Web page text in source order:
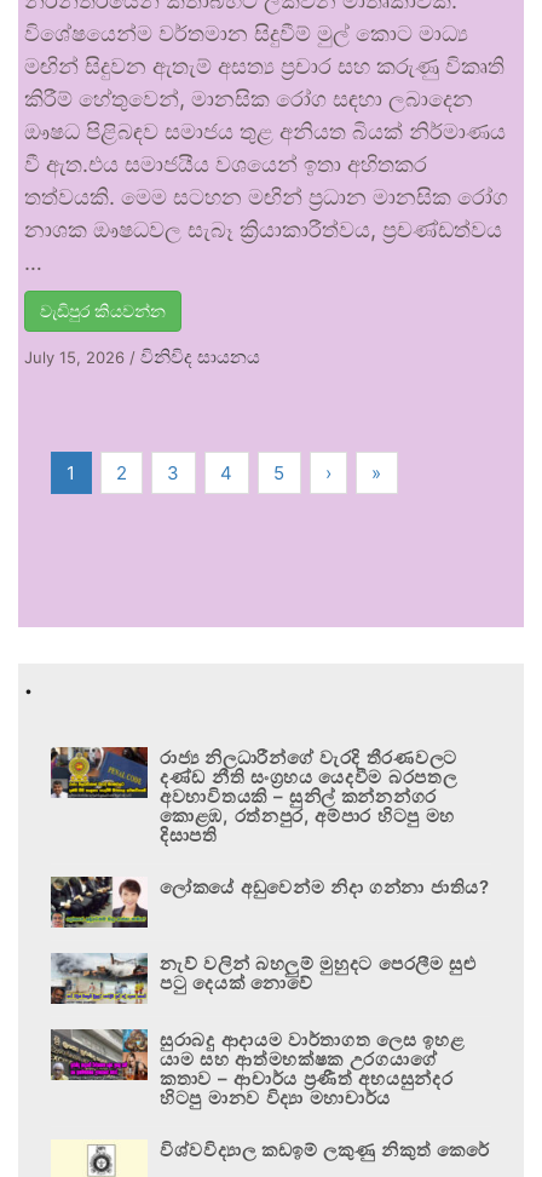
විශේෂයෙන්ම වර්තමාන සිදුවීම් මුල් කොට මාධ්‍ය
මඟින් සිදුවන ඇතැම් අසත්‍ය ප්‍රචාර සහ කරුණු විකෘති
කිරීම් හේතුවෙන්, මානසික රෝග සඳහා ලබාදෙන
ඖෂධ පිළිබඳව සමාජය තුළ අනියත බියක් නිර්මාණය
වී ඇත.එය සමාජයීය වශයෙන් ඉතා අහිතකර
තත්වයකි. මෙම සටහන මඟින් ප්‍රධාන මානසික රෝග
නාශක ඖෂධවල සැබෑ ක්‍රියාකාරීත්වය, ප්‍රචණ්ඩත්වය
…
වැඩිපුර කියවන්න
July 15, 2026 / විනිවිද සායනය
1 2 3 4 5 › »
.
රාජ්‍ය නිලධාරීන්ගේ වැරදි තීරණවලට
දණ්ඩ නීති සංග්‍රහය යෙදවීම බරපතල
අවභාවිතයකි – සුනිල් කන්නන්ගර
කොළඹ, රත්නපුර, අම්පාර හිටපු මහ
දිසාපති
ලෝකයේ අඩුවෙන්ම නිදා ගන්නා ජාතිය?
නැව් වලින් බහලුම් මුහුදට පෙරලීම සුළු
පටු දෙයක් නොවේ
සුරාබදු ආදායම වාර්තාගත ලෙස ඉහළ
යාම සහ ආත්මභක්ෂක උරගයාගේ
කතාව – ආචාර්ය ප්‍රණීත් අභයසුන්දර
හිටපු මානව විද්‍යා මහාචාර්ය
විශ්වවිද්‍යාල කඩඉම් ලකුණු නිකුත් කෙරේ